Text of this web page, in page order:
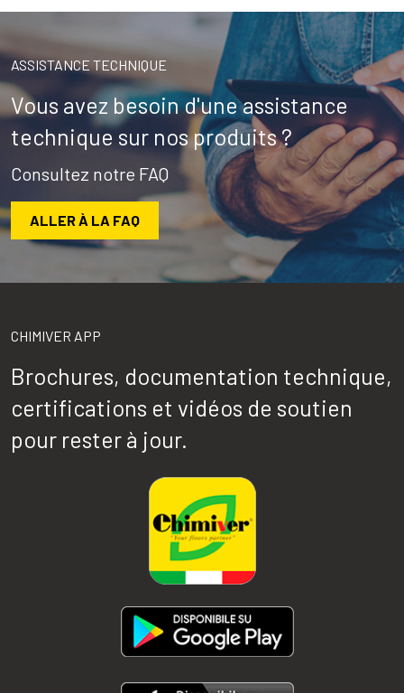
ASSISTANCE TECHNIQUE
Vous avez besoin d'une assistance
technique sur nos produits ?
Consultez notre FAQ
ALLER À LA FAQ
CHIMIVER APP
Brochures, documentation technique,
certifications et vidéos de soutien
pour rester à jour.